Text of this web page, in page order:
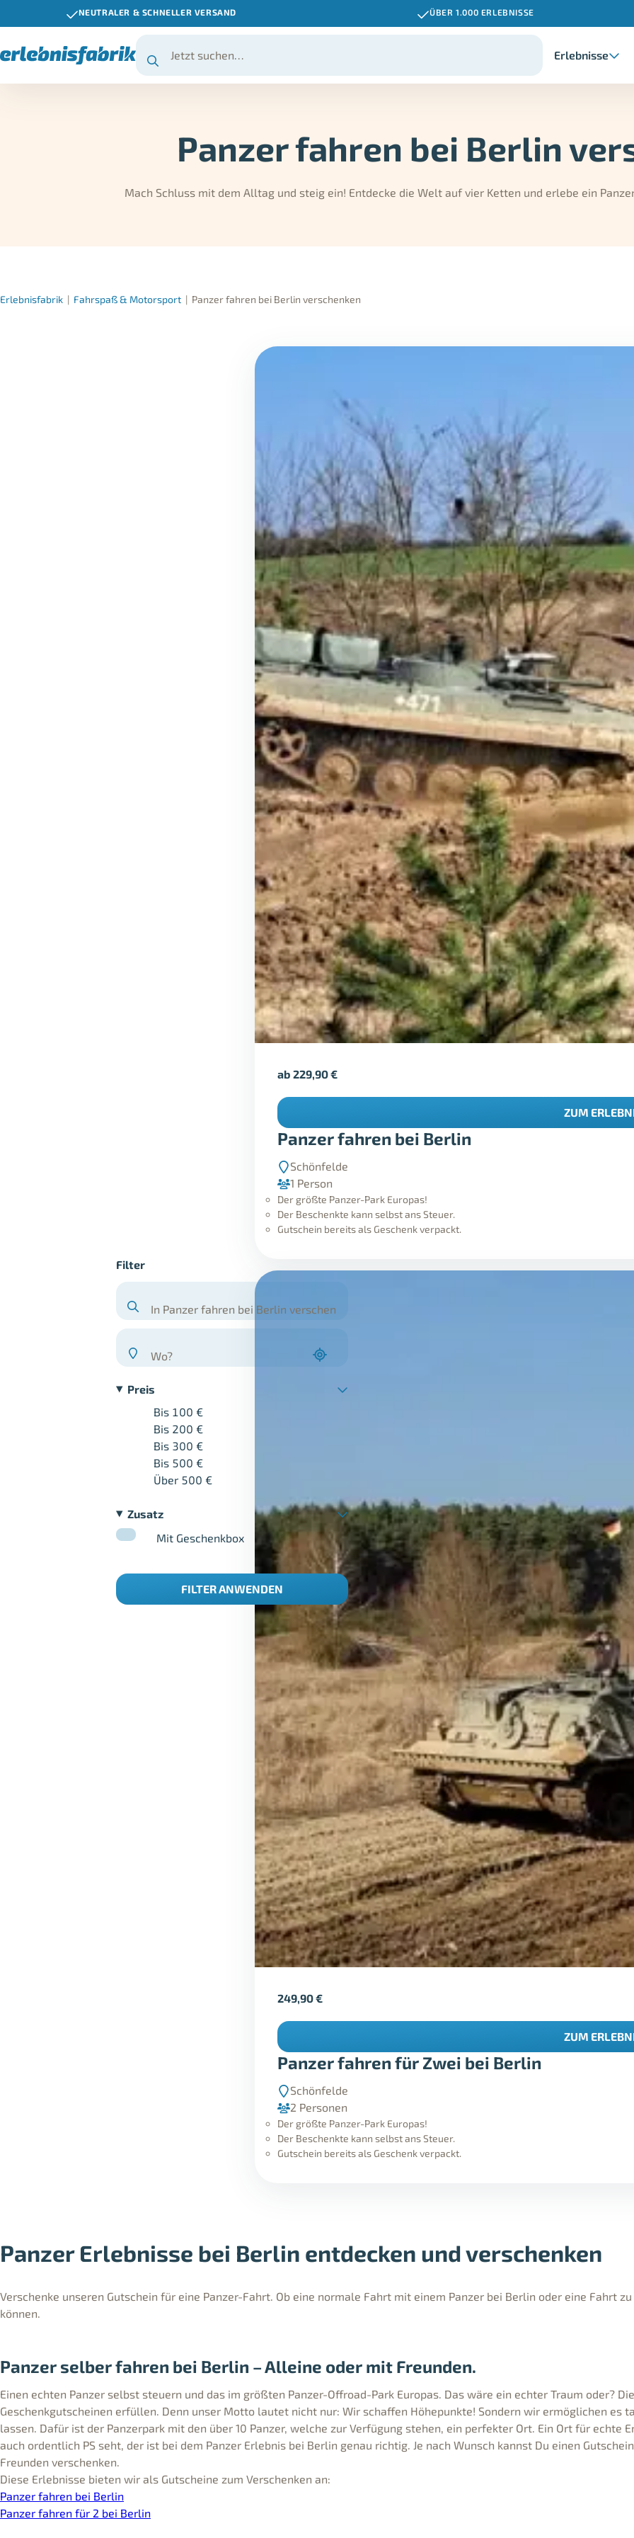
NEUTRALER & SCHNELLER VERSAND ÜBER 1.000 ERLEBNISSE
Erlebnisse
Panzer fahren bei Berlin
Mach Schluss mit dem Alltag und steig ein! Entdecke die Welt auf vier Ketten und erlebe ein
Erlebnisfabrik | Fahrspaß & Motorsport | Panzer fahren bei Berlin verschenken
Filter
In Panzer fahren bei Berlin verschenken suchen
Wo?
Preis
Bis 100 €
Bis 200 €
Bis 300 €
Bis 500 €
Über 500 €
Zusatz
Mit Geschenkbox
FILTER ANWENDEN
Panzer fahren bei Berlin
Schönfelde
1 Person
Der größte Panzer-Park Europas!
Der Beschenkte kann selbst ans Steuer.
Gutschein bereits als Geschenk verpackt.
ab 229,90€
ZUM
Panzer fahren für Zwei bei Berlin
Schönfelde
2 Personen
Der größte Panzer-Park Europas!
Der Beschenkte kann selbst ans Steuer.
Gutschein bereits als Geschenk verpackt.
249,90€
ZUM
Panzer Erlebnisse bei Berlin entdecken und verschenken
Verschenke unseren Gutschein für eine Panzer-Fahrt. Ob eine normale Fahrt mit einem Panzer bei Berlin oder eine Fahrt
können.
Panzer selber fahren bei Berlin – Alleine oder mit Freunden.
Einen echten Panzer selbst steuern und das im größten Panzer-Offroad-Park Europas. Das wäre ein echter Traum oder?
Geschenkgutscheinen erfüllen. Denn unser Motto lautet nicht nur: Wir schaffen Höhepunkte! Sondern wir ermöglichen es
lassen. Dafür ist der Panzerpark mit den über 10 Panzer, welche zur Verfügung stehen, ein perfekter Ort. Ein Ort für echte
auch ordentlich PS seht, der ist bei dem Panzer Erlebnis bei Berlin genau richtig. Je nach Wunsch kannst Du einen
Freunden verschenken.
Diese Erlebnisse bieten wir als Gutscheine zum Verschenken an:
Panzer fahren bei Berlin
Panzer fahren für 2 bei Berlin